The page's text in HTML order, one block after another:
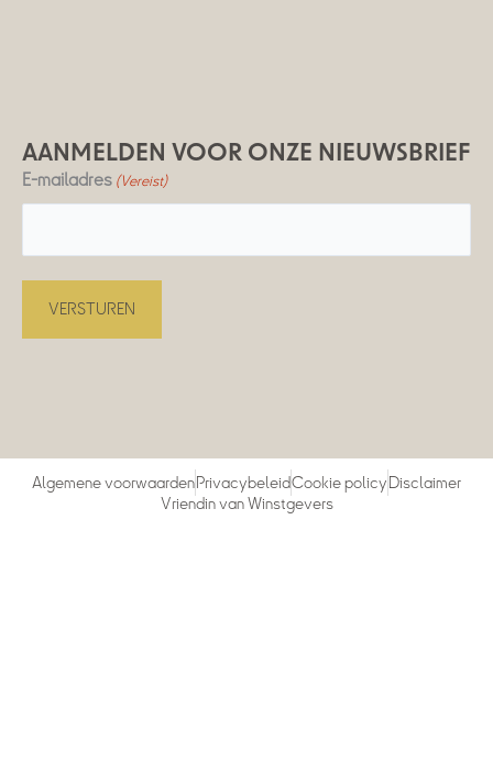
AANMELDEN VOOR ONZE NIEUWSBRIEF
E-mailadres (Vereist)
Algemene voorwaardenPrivacybeleidCookie policyDisclaimer
Vriendin van Winstgevers